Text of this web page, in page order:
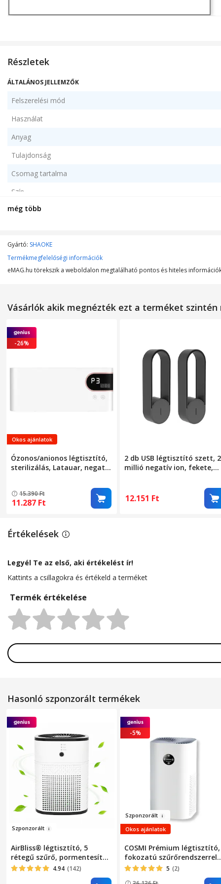
Részletek
ÁLTALÁNOS JELLEMZŐK
Felszerelési mód
Használat
Anyag
Tulajdonság
Csomag tartalma
Szín
Szűrő típusa
Lefedett felület
Vezérlőpanel típusa
Hosszúság
Súly
még több
Gyártó: SHAOKE
Termékmegfelelőségi információk
eMAG.hu törekszik a weboldalon megtalálható pontos és hiteles
Vásárlók akik megnézték ezt a terméket
-26%
Okos ajánlatok
Ózonos/anionos légtisztító,
sterilizálás, Latauar, negatív
8000000/cm³, 4W, 100mg/h,
5-30 m² közötti felületekhez,
3 üzemmód, C típusú USB,
15.390Ft
11.287 Ft
2 db USB légtisztító szett,
millió negatív ion, fekete,
12.151 Ft
Értékelések
Legyél Te az első, aki értékelést ír!
Kattints a csillagokra és értékeld a terméket
Termék értékelése
Hasonló szponzorált termékek
Szponzorált
AirBliss® légtisztító, 5
rétegű szűrő, pormentesítő,
HEPA, baktériumellenes,
aktív szén, hidegkatalizátor,
4.94 (142)
-5%
Szponzorált
Okos ajánlatok
COSMI Prémium
fokozatú szűrőrendszerrel
(beleértve a HEPA/FAQ-t),
5 (2)